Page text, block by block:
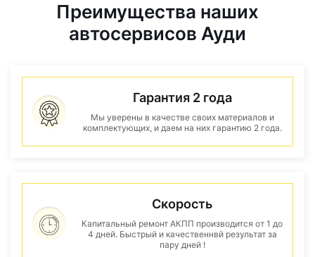
Преимущества наших
автосервисов Ауди
Гарантия 2 года
Мы уверены в качестве своих материалов и
комплектующих, и даем на них гарантию 2 года.
Скорость
Капитальный ремонт АКПП производится от 1 до
4 дней. Быстрый и качественнвй результат за
пару дней !